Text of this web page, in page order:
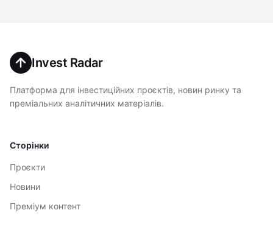
Invest Radar
Платформа для інвестиційних проєктів, новин ринку та
преміальних аналітичних матеріалів.
Сторінки
Проєкти
Новини
Преміум контент